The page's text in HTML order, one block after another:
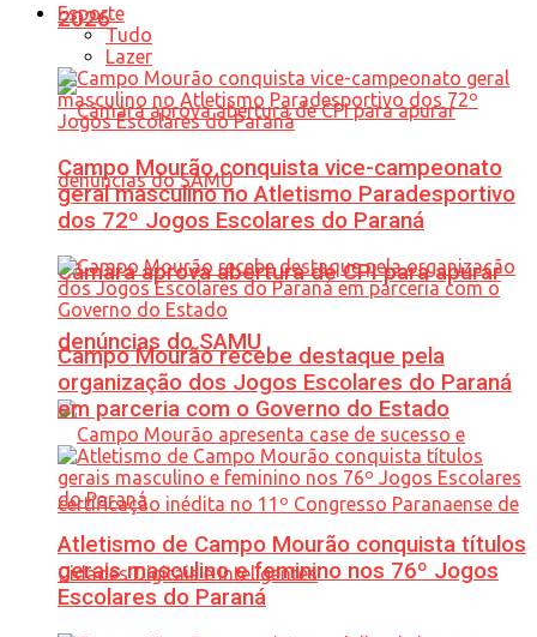
2026
Câmara aprova abertura de CPI para apurar
denúncias do SAMU
Esporte
Tudo
Lazer
Campo Mourão conquista vice-campeonato
geral masculino no Atletismo Paradesportivo
dos 72º Jogos Escolares do Paraná
Campo Mourão recebe destaque pela
organização dos Jogos Escolares do Paraná
em parceria com o Governo do Estado
Atletismo de Campo Mourão conquista títulos
gerais masculino e feminino nos 76º Jogos
Escolares do Paraná